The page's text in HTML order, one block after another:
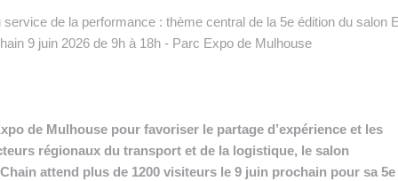
service de la performance : thème central de la 5e édition du salon
9 juin 2026 de 9h à 18h - Parc Expo de Mulhouse
de Mulhouse pour favoriser le partage d’expérience et les
régionaux du transport et de la logistique, le salon
attend plus de 1200 visiteurs le 9 juin prochain pour sa 5e